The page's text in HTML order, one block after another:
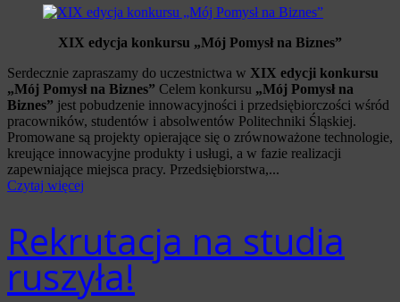
XIX edycja konkursu „Mój Pomysł na Biznes”
Serdecznie zapraszamy do uczestnictwa w XIX edycji konkursu
„Mój Pomysł na Biznes” Celem konkursu „Mój Pomysł na
Biznes” jest pobudzenie innowacyjności i przedsiębiorczości wśród
pracowników, studentów i absolwentów Politechniki Śląskiej.
Promowane są projekty opierające się o zrównoważone technologie,
kreujące innowacyjne produkty i usługi, a w fazie realizacji
zapewniające miejsca pracy. Przedsiębiorstwa,...
Czytaj więcej
Rekrutacja na studia
ruszyła!